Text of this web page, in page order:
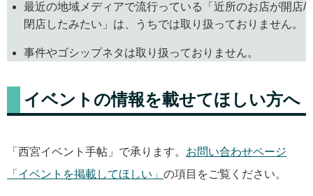
最近の地域メディアで流行っている「近所のお店が開店/
閉店したみたい」は、うちでは取り扱っておりません。
事件やゴシップネタは取り扱っておりません。
イベントの情報を載せてほしい方へ
「西宮イベント手帖」で承ります。 お問い合わせページ
「イベントを掲載してほしい」 の項目をご覧ください。